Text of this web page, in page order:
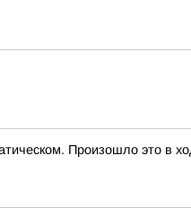
Произошло это в